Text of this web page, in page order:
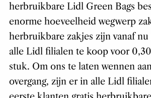
herbruikbare Lidl Green Bags
enorme hoeveelheid wegwerp
herbruikbare zakjes zijn vanaf nu
alle Lidl filialen te koop voor
stuk. Om ons te laten wennen
overgang, zijn er in alle Lidl